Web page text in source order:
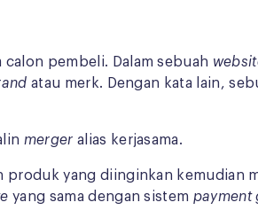
calon pembeli. Dalam sebuah
atau merk. Dengan kata lain,
merger alias kerjasama.
yang diinginkan kemudian
yang sama dengan sistem payment